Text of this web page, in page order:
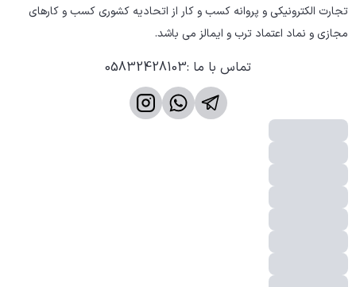
مجازی و نماد اعتماد ترب و ایمالز می باشد.
تماس با ما :
05832428103